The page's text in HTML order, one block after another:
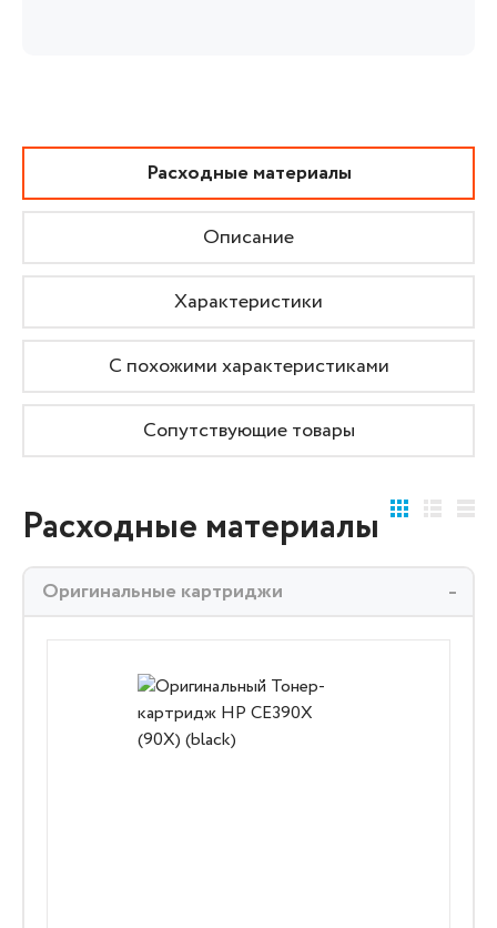
Расходные материалы
Описание
Характеристики
С похожими характеристиками
Сопутствующие товары
Расходные материалы
Оригинальные картриджи